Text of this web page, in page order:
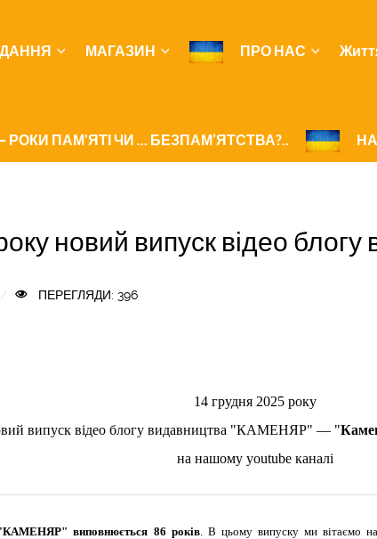
МАГАЗИН ПРО НАС
РОКИ ПАМ'ЯТІ ЧИ ... БЕЗПАМ’ЯТСТВА?..
новий випуск відео
ПЕРЕГЛЯДИ: 396
14 грудня 2025 року
випуск відео блогу видавництва "КАМЕНЯР" — "
на нашому youtube каналі
виповнюється 86 років. В цьому випуску ми вітаємо